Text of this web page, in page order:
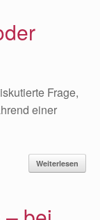
Frage,
einer
Weiterlesen